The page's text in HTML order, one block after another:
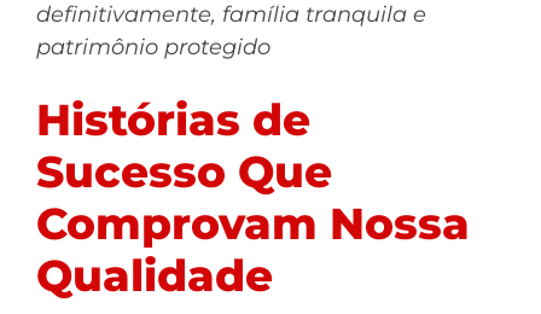
definitivamente, família tranquila e
patrimônio protegido
Histórias de
Sucesso Que
Comprovam Nossa
Qualidade